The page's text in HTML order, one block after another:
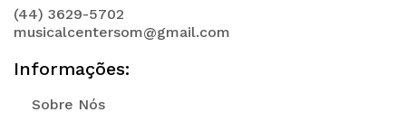
(44) 3629-5702
musicalcentersom@gmail.com
Informações:
Sobre Nós